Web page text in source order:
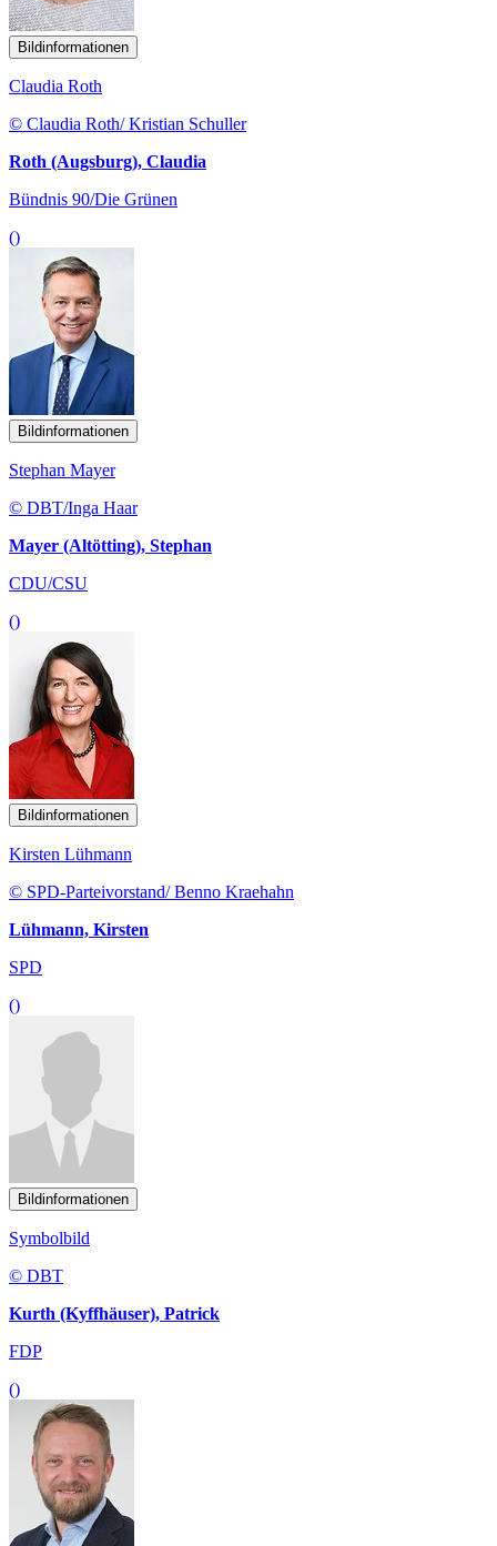
Bildinformationen
Claudia Roth
© Claudia Roth/ Kristian Schuller
Roth (Augsburg), Claudia
Bündnis 90/Die Grünen
()
Bildinformationen
Stephan Mayer
© DBT/Inga Haar
Mayer (Altötting), Stephan
CDU/CSU
()
Bildinformationen
Kirsten Lühmann
© SPD-Parteivorstand/ Benno Kraehahn
Lühmann, Kirsten
SPD
()
Bildinformationen
Symbolbild
© DBT
Kurth (Kyffhäuser), Patrick
FDP
()